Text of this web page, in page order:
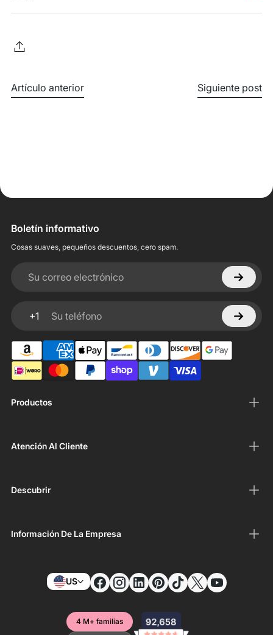
Artículo anterior Siguiente post
Productos
Atención Al Cliente
Descubrir
Información De La Empresa
Boletín informativo
Cosas suaves, pequeños descuentos, cero spam.
Su correo electrónico
+1
Su teléfono
US
4 M+ familias